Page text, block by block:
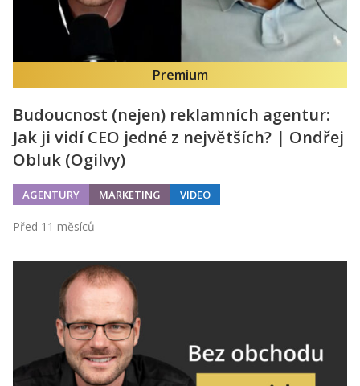
Premium
Budoucnost (nejen) reklamních agentur:
Jak ji vidí CEO jedné z největších? | Ondřej
Obluk (Ogilvy)
AGENTURY MARKETING VIDEO
Před 11 měsíců